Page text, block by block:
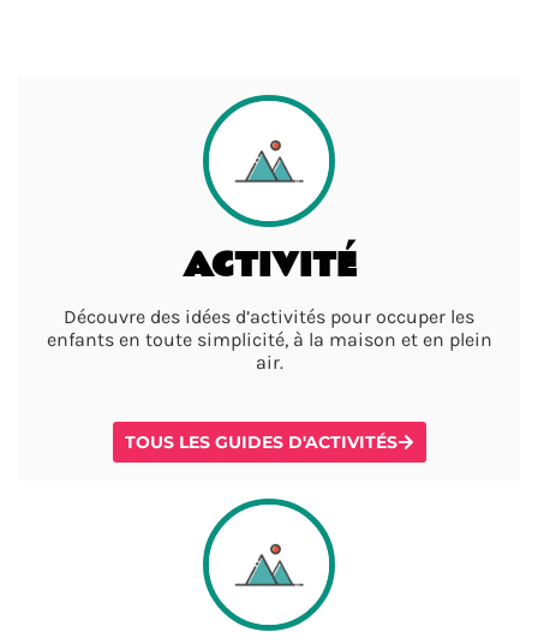
ACTIVITÉ
Découvre des idées d’activités pour occuper les
enfants en toute simplicité, à la maison et en plein
air.
TOUS LES GUIDES D'ACTIVITÉS